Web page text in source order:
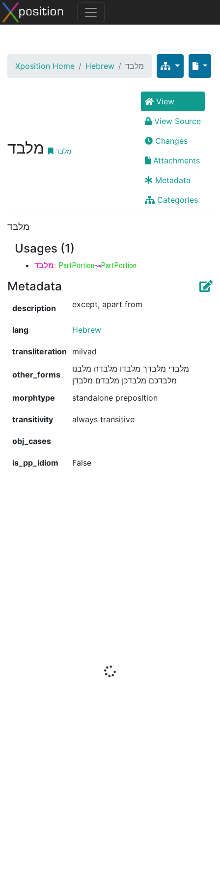
Xposition Home Hebrew מלבד
מלבד מלבד
View
View Source
Changes
Attachments
Metadata
Categories
מלבד
Usages (1)
מלבד: PartPortion↝PartPortion
Metadata
description except, apart from
lang Hebrew
transliteration milvad
other_forms
מלבדי מלבדך מלבדו מלבדה מלבנו
מלבדכם מלבדכן מלבדם מלבדן
morphtype
standalone preposition
transitivity always transitive
obj_cases
is_pp_idiom False